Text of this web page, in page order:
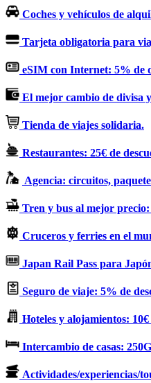
Coches y vehículos de
Tarjeta obligatoria para
eSIM con Internet: 5% de
El mejor cambio de divisa
Tienda de viajes solidaria.
Restaurantes: 25€ de
Agencia: circuitos,
Tren y bus al mejor precio:
Cruceros y ferries en el
Japan Rail Pass para
Seguro de viaje: 5% de
Hoteles y alojamientos:
Intercambio de casas:
Actividades/experiencias/